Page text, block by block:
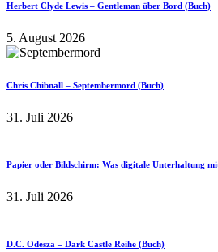
Herbert Clyde Lewis – Gentleman über Bord (Buch)
5. August 2026
Chris Chibnall – Septembermord (Buch)
31. Juli 2026
Papier oder Bildschirm: Was digitale Unterhaltung
31. Juli 2026
D.C. Odesza – Dark Castle Reihe (Buch)